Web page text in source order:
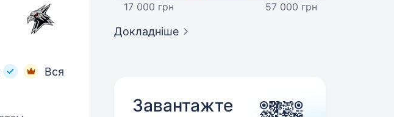
Вся
17 000 грн 57 000 грн
Докладніше
Завантажте